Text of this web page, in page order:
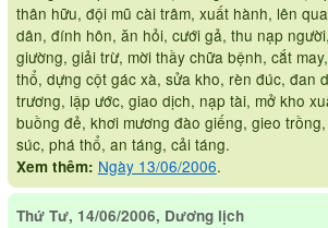
thân hữu, đội mũ cài trâm, xuất hành, lên
dân, đính hôn, ăn hỏi, cưới gả, thu nạp
giường, giải trừ, mời thầy chữa bệnh, cắt
thổ, dựng cột gác xà, sửa kho, rèn đúc, đan
trương, lập ước, giao dịch, nạp tài, mở kho
buồng đẻ, khơi mương đào giếng, gieo
súc, phá thổ, an táng, cải táng.
Xem thêm: Ngày 13/06/2006.
Thứ Tư, 14/06/2006, Dương lịch